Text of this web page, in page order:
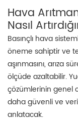
Hava
Nasıl
Basınçlı hava
öneme sahiptir ve
aşınmasını, arıza
ölçüde azaltabilir.
çözümlerinin genel
daha güvenli ve
anlatacak.